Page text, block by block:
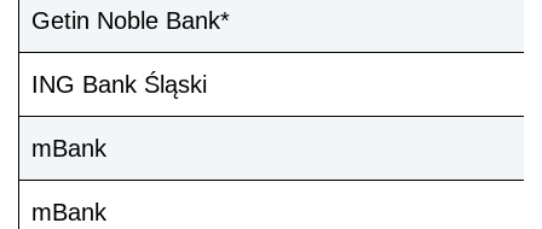
Getin Noble Bank*
ING Bank Śląski
mBank
mBank